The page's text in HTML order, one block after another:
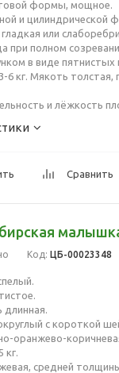
формы, мощное.
и цилиндрической
или
при полном
в виде пятнистых
6 кг. Мякоть толстая,
и лёжкость
Сравнить
Код: ЦБ-00023348
длинная.
с короткой
оранжево-
кг.
средней